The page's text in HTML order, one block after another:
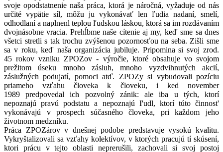
svoje opodstatnenie naša práca, ktorá je náročná, vyžaduje od nás
určité vypätie síl, môžu ju vykonávať len ľudia nadaní, smelí,
odhodlaní a naplnenl teplou ľudskou láskou, ktorá sa im rozdávaním
dvojnásobne vracia. Prehĺbme naše cítenie aj my, ked' sme sa dnes
všetci stretli s tak trochu zvýšenou pozornosťou na seba. Zišli sme
sa v roku, ked' naša organizácia jubiluje. Pripomina si svoj zrod.
45 rokov vzniku ZPOZov - výročie, ktoré obsahuje vo svojom
prežitom úseku mnoho zásluh, mnoho vyzdvihnutých akcií,
záslužných podujatí, pomoci atď. ZPOZy si vybudovali pozíciu
priameho vzťahu človeka k človeku, i ked november
1989 predpovedal ich pozvolný zánik: ale iba u tých, ktorí
nepoznajú pravú podstatu a nepoznajú I'udl, ktorí túto činnost'
vykonávajú v prospech súčasného človeka, pri každom jeho
životnom medzníku.
Práca ZPOZárov v dnešnej podobe predstavuje vysokú kvalitu.
Vykryštalizovali sa vzťahy kolektívov, v ktorých pracujú tí skúsení,
ktori prácu v tejto oblasti neprerušili, zachovali si svoj postoj